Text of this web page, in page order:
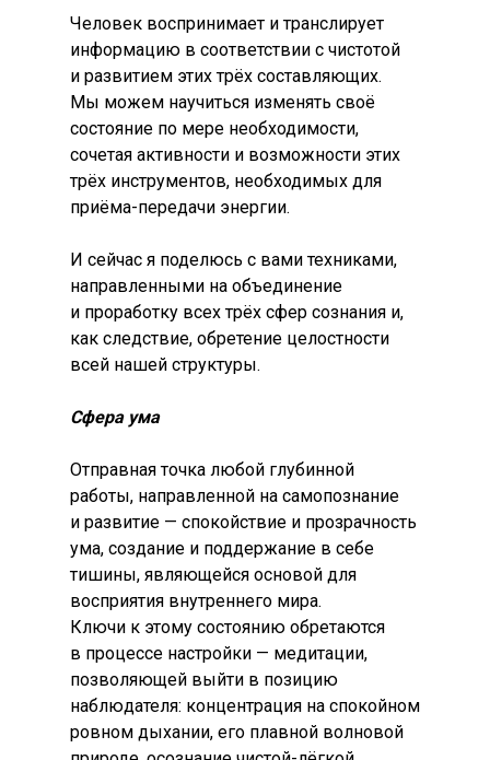
Человек воспринимает и транслирует
информацию в соответствии с чистотой
и развитием этих трёх составляющих.
Мы можем научиться изменять своё
состояние по мере необходимости,
сочетая активности и возможности этих
трёх инструментов, необходимых для
приёма-передачи энергии.
И сейчас я поделюсь с вами техниками,
направленными на объединение
и проработку всех трёх сфер сознания и,
как следствие, обретение целостности
всей нашей структуры.
Сфера ума
Отправная точка любой глубинной
работы, направленной на самопознание
и развитие — спокойствие и прозрачность
ума, создание и поддержание в себе
тишины, являющейся основой для
восприятия внутреннего мира.
Ключи к этому состоянию обретаются
в процессе настройки — медитации,
позволяющей выйти в позицию
наблюдателя: концентрация на спокойном
ровном дыхании, его плавной волновой